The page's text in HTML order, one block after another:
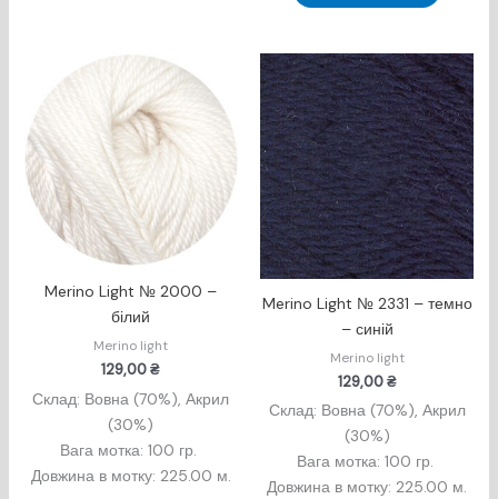
Merino Light № 2000 –
білий
Merino light
129,00₴
Склад: Вовна (70%), Акрил
(30%)
Вага мотка: 100 гр.
Довжина в мотку: 225.00 м.
Merino Light № 2331 – темно
– синій
Merino light
129,00₴
Склад: Вовна (70%), Акрил
(30%)
Вага мотка: 100 гр.
Довжина в мотку: 225.00 м.